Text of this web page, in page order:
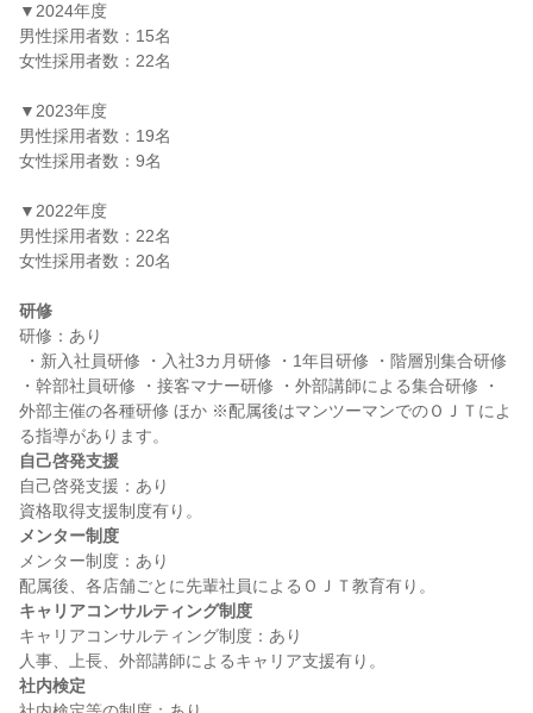
▼2024年度
男性採用者数：15名
女性採用者数：22名
▼2023年度
男性採用者数：19名
女性採用者数：9名
▼2022年度
男性採用者数：22名
女性採用者数：20名
研修
研修：あり
・幹部社員研修 ・接客マナー研修 ・外部講師による集合研修 ・
外部主催の各種研修 ほか ※配属後はマンツーマンでのＯＪＴによ
自己啓発支援
自己啓発支援：あり
メンター制度
メンター制度：あり
キャリアコンサルティング制度
キャリアコンサルティング制度：あり
社内検定